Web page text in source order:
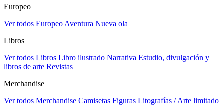
Europeo
Ver todos Europeo Aventura Nueva ola
Libros
Ver todos Libros Libro ilustrado Narrativa Estudio, divulgación y
libros de arte Revistas
Merchandise
Ver todos Merchandise Camisetas Figuras Litografías / Arte limitado